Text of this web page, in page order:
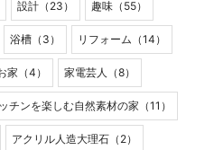
設計（23） 趣味（55）
浴槽（3） リフォーム（14）
家（4） 家電芸人（8）
チンを楽しむ自然素材の家（11）
アクリル人造大理石（2）